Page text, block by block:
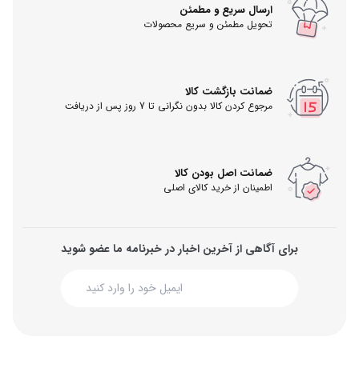
ارسال سریع و مطمئن
تحویل مطمئن و سریع محصولات
ضمانت بازگشت کالا
مرجوع کردن کالا بدون نگرانی تا 7 روز پس از دریافت
ضمانت اصل بودن کالا
اطمینان از خرید کالای اصلی
برای آگاهی از آخرین اخبار در خبرنامه ما عضو شوید